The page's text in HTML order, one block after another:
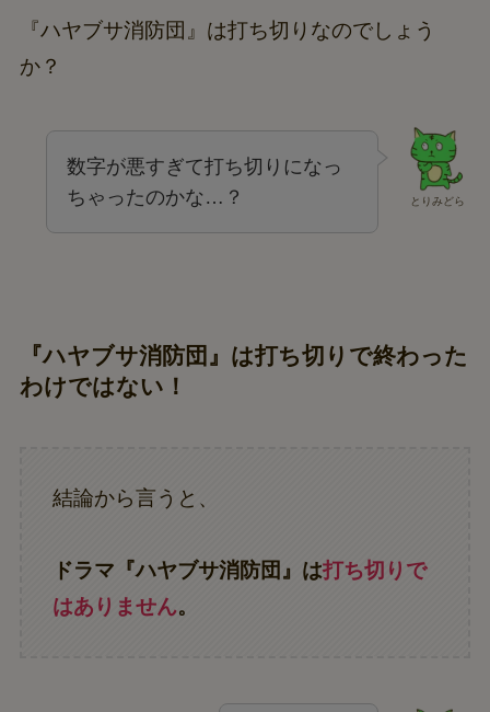
『ハヤブサ消防団』は打ち切りなのでしょう
か？
とりみどら
数字が悪すぎて打ち切りになっ
ちゃったのかな…？
『ハヤブサ消防団』は打ち切りで終わった
わけではない！
結論から言うと、
ドラマ『ハヤブサ消防団』は打ち切りで
はありません。